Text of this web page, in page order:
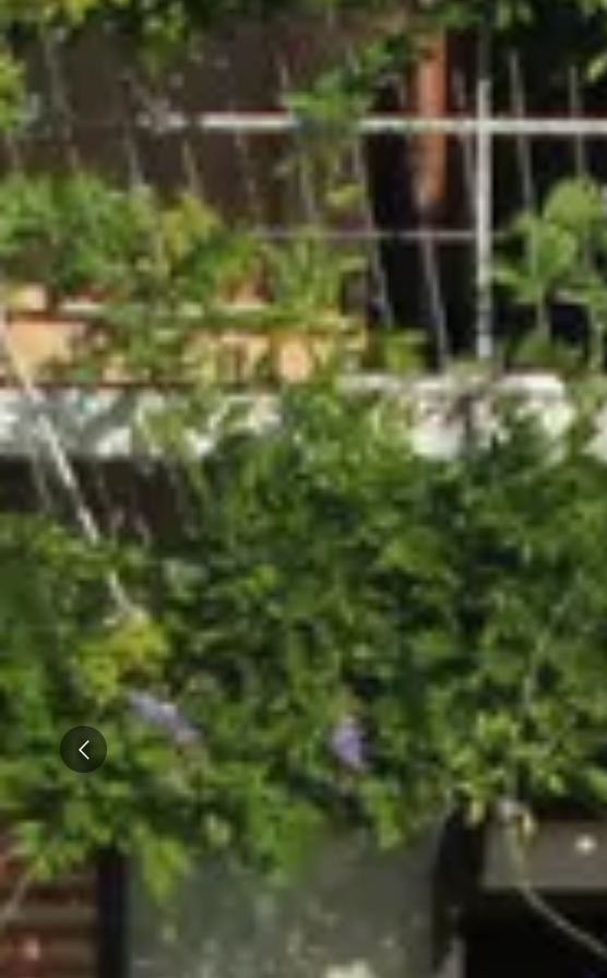
Champagne Canard-Duchêne
Champagne Lanson
Champagne Mercier
Champagne Moët & Chandon
Champagne Mumm
Champagne Vranken-Pommery
Villa Demoiselle
Champagne Ruinart
Champagne Taittinger
Champagne Veuve Clicquot
Château de Pommard
Château Cadet Bon
Emile Beyer
Pressoria
Prev